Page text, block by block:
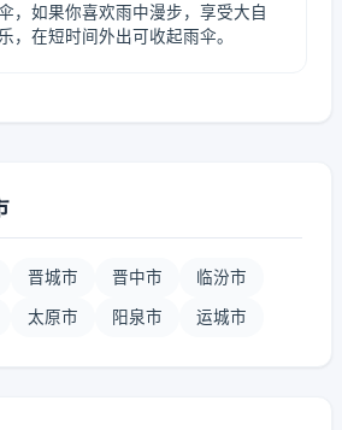
，如果你喜欢雨中漫步，享受大自
，在短时间外出可收起雨伞。
晋城市 晋中市 临汾市
太原市 阳泉市 运城市